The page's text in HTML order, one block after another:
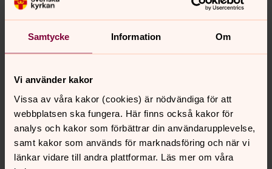
Samtycke Information Om
Vi använder kakor
Vissa av våra kakor (cookies) är nödvändiga för att
webbplatsen ska fungera. Här finns också kakor för
analys och kakor som förbättrar din användarupplevelse,
samt kakor som används för marknadsföring och när vi
länkar vidare till andra plattformar. Läs mer om våra
Smaka av med sambal oelek, limesaft och kryddor.
Bild från Pixabay.
Synpunkter eller frågor på sidans
innehåll?